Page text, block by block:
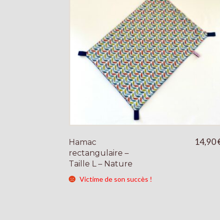
Hamac
rectangulaire –
Taille L – Nature
14,90
Victime de son succès !